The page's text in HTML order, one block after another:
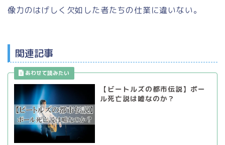
像力のはげしく欠如した者たちの仕業に違いない。
関連記事
【ビートルズの都市伝説】ポー
ル死亡説は嘘なのか？